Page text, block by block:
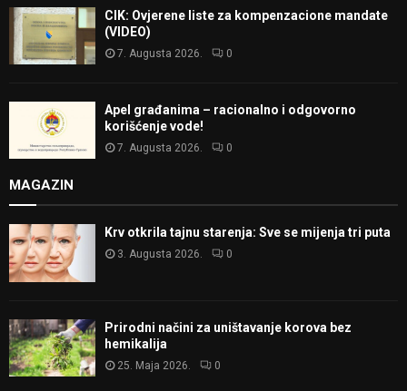
CIK: Ovjerene liste za kompenzacione mandate
(VIDEO)
7. Augusta 2026. 0
Apel građanima – racionalno i odgovorno
korišćenje vode!
7. Augusta 2026. 0
MAGAZIN
Krv otkrila tajnu starenja: Sve se mijenja tri puta
3. Augusta 2026. 0
Prirodni načini za uništavanje korova bez
hemikalija
25. Maja 2026. 0